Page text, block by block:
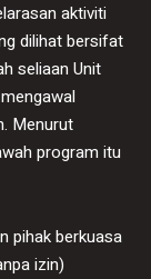
aktiviti
dilihat bersifat
seliaan Unit
Menurut
program itu
pihak berkuasa
izin)